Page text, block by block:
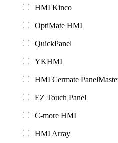
HMI Kinco
OptiMate HMI
QuickPanel
YKHMI
HMI Cermate
EZ Touch Panel
C-more HMI
HMI Array